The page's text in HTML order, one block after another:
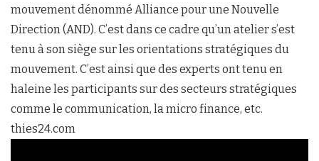
mouvement dénommé Alliance pour une Nouvelle
Direction (AND). C’est dans ce cadre qu’un atelier s’est
tenu à son siège sur les orientations stratégiques du
mouvement. C’est ainsi que des experts ont tenu en
haleine les participants sur des secteurs stratégiques
comme le communication, la micro finance, etc.
thies24.com